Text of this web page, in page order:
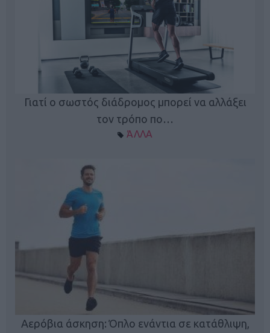
Γιατί ο σωστός διάδρομος μπορεί να αλλάξει
τον τρόπο πο…
ΆΛΛΑ
Αερόβια άσκηση: Όπλο ενάντια σε κατάθλιψη,